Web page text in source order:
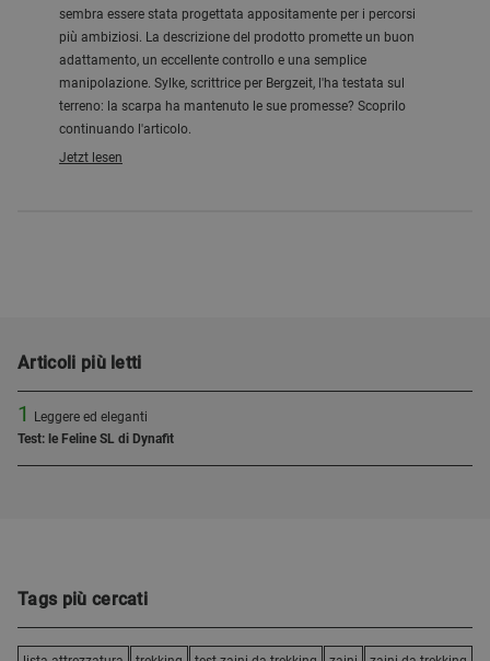
sembra essere stata progettata appositamente per i percorsi
più ambiziosi. La descrizione del prodotto promette un buon
adattamento, un eccellente controllo e una semplice
manipolazione. Sylke, scrittrice per Bergzeit, l'ha testata sul
terreno: la scarpa ha mantenuto le sue promesse? Scoprilo
continuando l'articolo.
Jetzt lesen
Articoli più letti
1
Leggere ed eleganti
Test: le Feline SL di Dynafit
Tags più cercati